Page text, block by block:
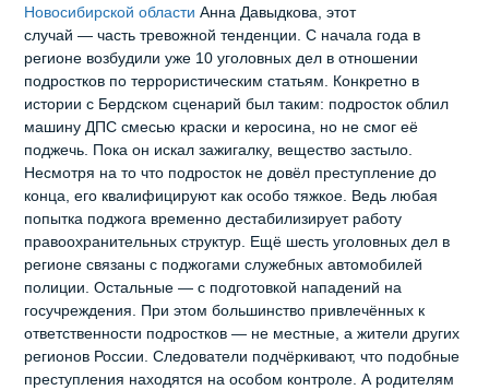
Новосибирской области Анна Давыдкова, этот
случай — часть тревожной тенденции. С начала года в
регионе возбудили уже 10 уголовных дел в отношении
подростков по террористическим статьям. Конкретно в
истории с Бердском сценарий был таким: подросток облил
машину ДПС смесью краски и керосина, но не смог её
поджечь. Пока он искал зажигалку, вещество застыло.
Несмотря на то что подросток не довёл преступление до
конца, его квалифицируют как особо тяжкое. Ведь любая
попытка поджога временно дестабилизирует работу
правоохранительных структур. Ещё шесть уголовных дел в
регионе связаны с поджогами служебных автомобилей
полиции. Остальные — с подготовкой нападений на
госучреждения. При этом большинство привлечённых к
ответственности подростков — не местные, а жители других
регионов России. Следователи подчёркивают, что подобные
преступления находятся на особом контроле. А родителям